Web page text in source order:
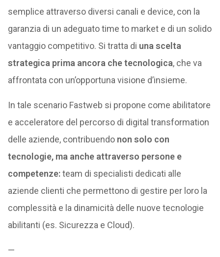
semplice attraverso diversi canali e device, con la
garanzia di un adeguato time to market e di un solido
vantaggio competitivo. Si tratta di una scelta
strategica prima ancora che tecnologica, che va
affrontata con un’opportuna visione d’insieme.
In tale scenario Fastweb si propone come abilitatore
e acceleratore del percorso di digital transformation
delle aziende, contribuendo non solo con
tecnologie, ma anche attraverso persone e
competenze:team di specialisti dedicati alle
aziende clienti che permettono di gestire per loro la
complessità e la dinamicità delle nuove tecnologie
abilitanti (es. Sicurezza e Cloud).
—